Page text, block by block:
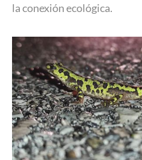
la conexión ecológica.